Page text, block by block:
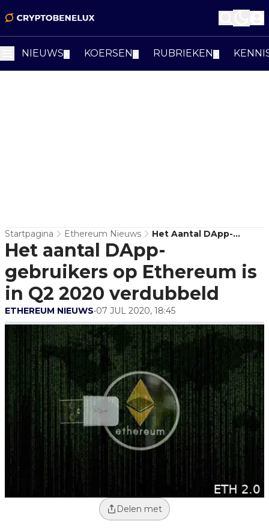
NIEUWS KOERSEN RUBRIEKEN
Startpagina Ethereum Nieuws
Het Aantal DApp-
Gebruikers Op
Ethereum Is In Q2 2020
Verdubbeld
Het aantal DApp-
gebruikers op Ethereum is
in Q2 2020 verdubbeld
ETHEREUM NIEUWS•07 JUL 2020, 18:45
Delen met